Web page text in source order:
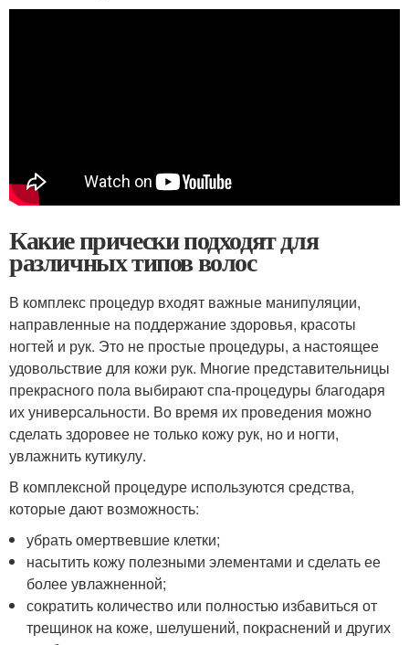
Какие прически подходят для
различных типов волос
В комплекс процедур входят важные манипуляции,
направленные на поддержание здоровья, красоты
ногтей и рук. Это не простые процедуры, а настоящее
удовольствие для кожи рук. Многие представительницы
прекрасного пола выбирают спа-процедуры благодаря
их универсальности. Во время их проведения можно
сделать здоровее не только кожу рук, но и ногти,
увлажнить кутикулу.
В комплексной процедуре используются средства,
которые дают возможность:
убрать омертвевшие клетки;
насытить кожу полезными элементами и сделать ее
более увлажненной;
сократить количество или полностью избавиться от
трещинок на коже, шелушений, покраснений и других